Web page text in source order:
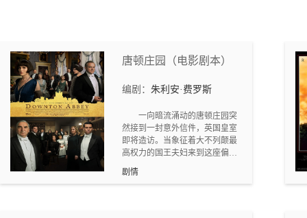
唐顿庄园（电影剧本）
编剧： 朱利安·费罗斯
一向暗流涌动的唐顿庄园突
然接到一封意外信件，英国皇室
即将造访。当象征着大不列颠最
高权力的国王夫妇来到这座偏安
一隅的乡间宅邸，等待唐顿庄园
主人们的将会是怎样的挑战；当
剧情